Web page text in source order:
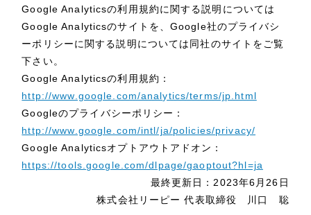
Google Analyticsの利用規約に関する説明については
Google Analyticsのサイトを、Google社のプライバシ
ーポリシーに関する説明については同社のサイトをご覧
下さい。
Google Analyticsの利用規約：
http://www.google.com/analytics/terms/jp.html
Googleのプライバシーポリシー：
http://www.google.com/intl/ja/policies/privacy/
Google Analyticsオプトアウトアドオン：
https://tools.google.com/dlpage/gaoptout?hl=ja
最終更新日：2023年6月26日
株式会社リーピー 代表取締役 川口 聡